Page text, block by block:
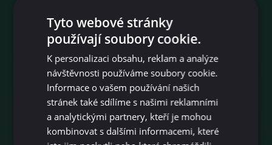
Tyto webové stránky
používají soubory cookie.
K personalizaci obsahu, reklam a analýze
návštěvnosti používáme soubory cookie.
Informace o vašem používání našich
stránek také sdílíme s našimi reklamními
a analytickými partnery, kteří je mohou
kombinovat s dalšími informacemi, které